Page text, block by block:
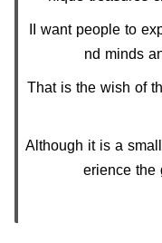
II want people to
nd minds
That is the wish of
Although it is a
erience the